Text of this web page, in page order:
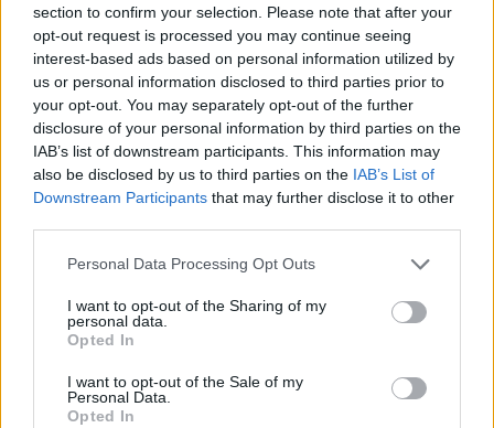
section to confirm your selection. Please note that after your
opt-out request is processed you may continue seeing
interest-based ads based on personal information utilized by
us or personal information disclosed to third parties prior to
your opt-out. You may separately opt-out of the further
disclosure of your personal information by third parties on the
IAB’s list of downstream participants. This information may
also be disclosed by us to third parties on the IAB’s List of
Downstream Participants that may further disclose it to other
Personal Data Processing Opt Outs
I want to opt-out of the Sharing of my
personal data.
Opted In
I want to opt-out of the Sale of my
Personal Data.
Opted In
Minősítés
Hogyan lehet minősített
kutyabarát helyed?